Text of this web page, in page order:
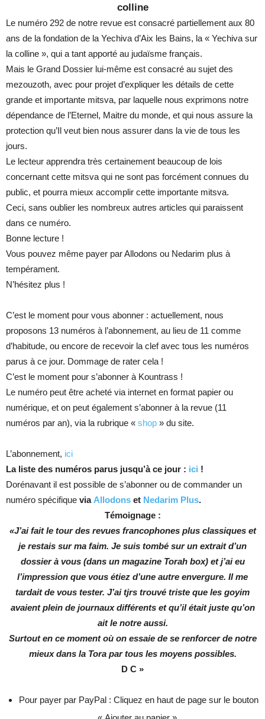
colline
Le numéro 292 de notre revue est consacré partiellement aux 80
ans de la fondation de la Yechiva d’Aix les Bains, la « Yechiva sur
la colline », qui a tant apporté au judaïsme français.
Mais le Grand Dossier lui-même est consacré au sujet des
mezouzoth, avec pour projet d’expliquer les détails de cette
grande et importante mitsva, par laquelle nous exprimons notre
dépendance de l’Eternel, Maitre du monde, et qui nous assure la
protection qu’Il veut bien nous assurer dans la vie de tous les
jours.
Le lecteur apprendra très certainement beaucoup de lois
concernant cette mitsva qui ne sont pas forcément connues du
public, et pourra mieux accomplir cette importante mitsva.
Ceci, sans oublier les nombreux autres articles qui paraissent
dans ce numéro.
Bonne lecture !
Vous pouvez même payer par Allodons ou Nedarim plus à
tempérament.
N’hésitez plus !
C’est le moment pour vous abonner : actuellement, nous
proposons 13 numéros à l’abonnement, au lieu de 11 comme
d’habitude, ou encore de recevoir la clef avec tous les numéros
parus à ce jour. Dommage de rater cela !
C’est le moment pour s’abonner à Kountrass !
Le numéro peut être acheté via internet en format papier ou
numérique, et on peut également s’abonner à la revue (11
numéros par an), via la rubrique « shop » du site.
L’abonnement, ici
La liste des numéros parus jusqu’à ce jour : ici !
Dorénavant il est possible de s’abonner ou de commander un
numéro spécifique via Allodons et Nedarim Plus.
Témoignage :
«J’ai fait le tour des revues francophones plus classiques et
je restais sur ma faim. Je suis tombé sur un extrait d’un
dossier à vous (dans un magazine Torah box) et j’ai eu
l’impression que vous étiez d’une autre envergure. Il me
tardait de vous tester. J’ai tjrs trouvé triste que les goyim
avaient plein de journaux différents et qu’il était juste qu’on
ait le notre aussi.
Surtout en ce moment où on essaie de se renforcer de notre
mieux dans la Tora par tous les moyens possibles.
D C »
Pour payer par PayPal : Cliquez en haut de page sur le bouton